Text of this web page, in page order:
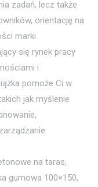
zadań, lecz także
orientację na
marki
się rynek pracy
i
pomoże Ci w
jak myślenie
na taras,
gumowa 100×150,